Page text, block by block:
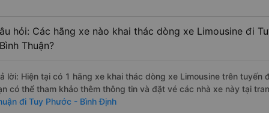
hỏi: Các hãng xe nào khai thác dòng xe Limousine đi
Thuận?
lời: Hiện tại có 1 hãng xe khai thác dòng xe Limousine trên tuyến
có thể tham khảo thêm thông tin và đặt vé các nhà xe này tại
đi Tuy Phước - Bình Định